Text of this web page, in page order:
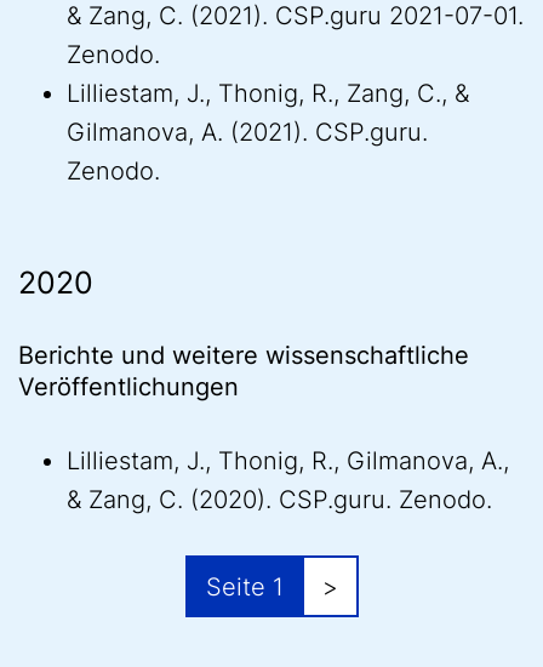
& Zang, C. (2021). CSP.guru 2021-07-01.
Zenodo.
Lilliestam, J., Thonig, R., Zang, C., &
Gilmanova, A. (2021). CSP.guru.
Zenodo.
2020
Berichte und weitere wissenschaftliche
Veröffentlichungen
Lilliestam, J., Thonig, R., Gilmanova, A.,
& Zang, C. (2020). CSP.guru. Zenodo.
Seite 1 Nächste Seite
>